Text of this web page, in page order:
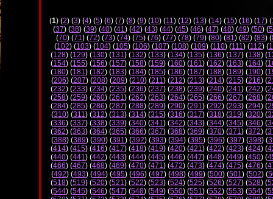
(1) (2) (3) (4) (5) (6) (7) (8) (9) (10) (11) (12) (13) (14) (15) (16) (17) (
(37) (38) (39) (40) (41) (42) (43) (44) (45) (46) (47) (48) (49) (50) (
(70) (71) (72) (73) (74) (75) (76) (77) (78) (79) (80) (81) (82) (83) (
(102) (103) (104) (105) (106) (107) (108) (109) (110) (111) (112) (
(128) (129) (130) (131) (132) (133) (134) (135) (136) (137) (138) (
(154) (155) (156) (157) (158) (159) (160) (161) (162) (163) (164) (
(180) (181) (182) (183) (184) (185) (186) (187) (188) (189) (190) (
(206) (207) (208) (209) (210) (211) (212) (213) (214) (215) (216) (
(232) (233) (234) (235) (236) (237) (238) (239) (240) (241) (242) (
(258) (259) (260) (261) (262) (263) (264) (265) (266) (267) (268) (
(284) (285) (286) (287) (288) (289) (290) (291) (292) (293) (294) (
(310) (311) (312) (313) (314) (315) (316) (317) (318) (319) (320) (
(336) (337) (338) (339) (340) (341) (342) (343) (344) (345) (346) (
(362) (363) (364) (365) (366) (367) (368) (369) (370) (371) (372) (
(388) (389) (390) (391) (392) (393) (394) (395) (396) (397) (398) (
(414) (415) (416) (417) (418) (419) (420) (421) (422) (423) (424) (
(440) (441) (442) (443) (444) (445) (446) (447) (448) (449) (450) (
(466) (467) (468) (469) (470) (471) (472) (473) (474) (475) (476) (
(492) (493) (494) (495) (496) (497) (498) (499) (500) (501) (502) (
(518) (519) (520) (521) (522) (523) (524) (525) (526) (527) (528) (
(544) (545) (546) (547) (548) (549) (550) (551) (552) (553) (554) (